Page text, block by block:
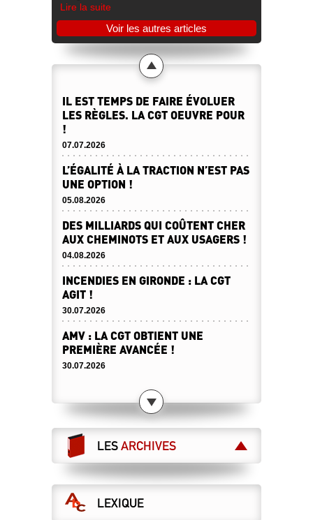
Lire la suite
Voir les autres articles
IL EST TEMPS DE FAIRE ÉVOLUER
LES RÈGLES. LA CGT OEUVRE POUR
!
07.07.2026
L’ÉGALITÉ À LA TRACTION N’EST PAS
UNE OPTION !
05.08.2026
DES MILLIARDS QUI COÛTENT CHER
AUX CHEMINOTS ET AUX USAGERS !
04.08.2026
INCENDIES EN GIRONDE : LA CGT
AGIT !
30.07.2026
AMV : LA CGT OBTIENT UNE
PREMIÈRE AVANCÉE !
30.07.2026
DESTINATION SERVICE PUBLIC !
CANICULE : ATTENTION À NE PAS
BARSSER DE L’AIR CHAUD !
23.07.2026
ET MAINTENANT ?
21.07.2026
LESARCHIVES
LEXIQUE